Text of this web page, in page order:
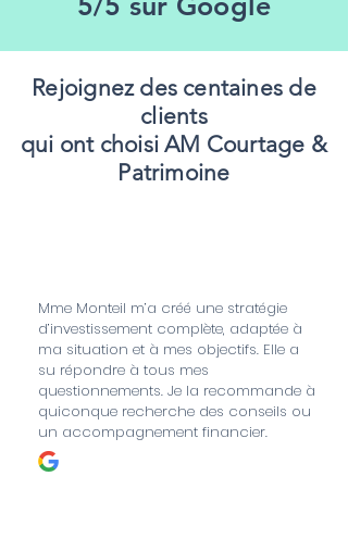
Rejoignez des centaines de
clients
qui ont choisi AM Courtage &
Patrimoine
Mme Monteil m’a créé une stratégie
d’investissement complète, adaptée à
ma situation et à mes objectifs. Elle a
su répondre à tous mes
questionnements. Je la recommande à
quiconque recherche des conseils ou
un accompagnement financier.